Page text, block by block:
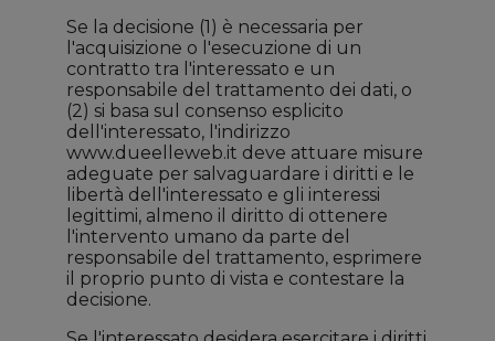
Se la decisione (1) è necessaria per
l'acquisizione o l'esecuzione di un
contratto tra l'interessato e un
responsabile del trattamento dei dati, o
(2) si basa sul consenso esplicito
dell'interessato, l'indirizzo
www.dueelleweb.it deve attuare misure
adeguate per salvaguardare i diritti e le
libertà dell'interessato e gli interessi
legittimi, almeno il diritto di ottenere
l'intervento umano da parte del
responsabile del trattamento, esprimere
il proprio punto di vista e contestare la
decisione.